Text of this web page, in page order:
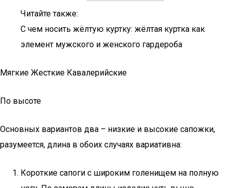
Читайте также:
С чем носить жёлтую куртку: жёлтая куртка как
элемент мужского и женского гардероба
Мягкие Жесткие Кавалерийские
По высоте
Основных вариантов два – низкие и высокие сапожки,
разумеется, длина в обоих случаях вариативна:
Короткие сапоги с широким голенищем на полную